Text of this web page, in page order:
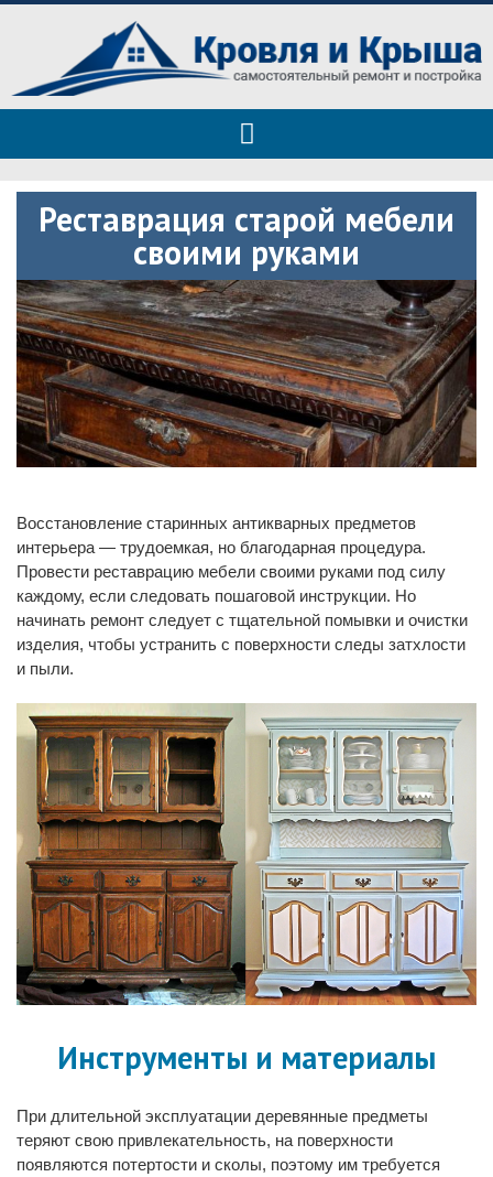
Roof tops — только полезные
советы
Полезные советы при строительстве дома и ремонте
Реставрация старой мебели
своими руками
Восстановление старинных антикварных предметов
интерьера — трудоемкая, но благодарная процедура.
Провести реставрацию мебели своими руками под силу
каждому, если следовать пошаговой инструкции. Но
начинать ремонт следует с тщательной помывки и очистки
изделия, чтобы устранить с поверхности следы затхлости
и пыли.
Инструменты и материалы
При длительной эксплуатации деревянные предметы
теряют свою привлекательность, на поверхности
появляются потертости и сколы, поэтому им требуется